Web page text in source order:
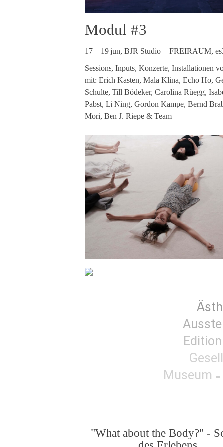
Modul #3
17 – 19 jun, BJR Studio + FREIRAUM,
Sessions, Inputs, Konzerte, Installationen
mit: Erich Kasten, Mala Klina, Echo Ho,
Schulte, Till Bödeker, Carolina Rüegg,
Pabst, Li Ning, Gordon Kampe, Bernd
Mori, Ben J. Riepe & Team
Edition
Museum
"What about the Body?" -